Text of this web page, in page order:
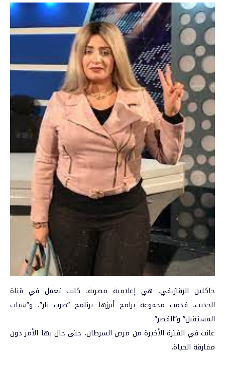
جاكلين الزقازيقي، هي إعلامية مصرية، كانت تعمل في قناة
الحديث، قدمت مجموعة برامج أبرزها برنامج “ضرب نار”، و”شباب
المستقبل” و”القصر”.
عانت في الفترة الأخيرة من مرض السرطان، حتى حال بها الأمر دون
مفارقة الحياة.